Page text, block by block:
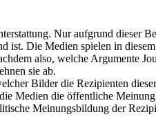
Nur aufgrund dieser
ist. Die Medien spielen in
also, welche Argumente
sie ab.
Bilder die Rezipienten
Medien die öffentliche
Meinungsbildung der